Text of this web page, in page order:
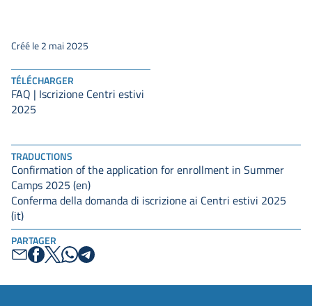
TRADUCTIONS
Confirmation of the application for enrollment in Summer
Camps 2025 (en)
Conferma della domanda di iscrizione ai Centri estivi 2025
(it)
PARTAGER
TÉLÉCHARGER
FAQ | Iscrizione Centri estivi
2025
Créé le 2 mai 2025